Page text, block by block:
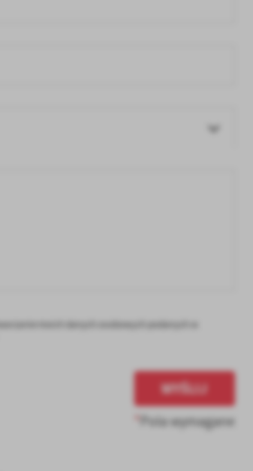
pośredników prezentujących nasze
ofert, komunikatów mediów
moich danych osobowych podanych w
WYŚLIJ
Pola wymagane